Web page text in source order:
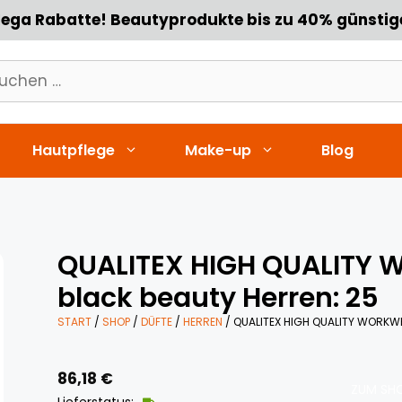
Rabatte! Beautyprodukte bis zu 40%
Hautpflege Make-up Blog
QUALITEX HIGH QUALITY
black beauty Herren: 25
START / SHOP / DÜFTE / HERREN / QUALITEX HIGH QUALITY
86,18 €